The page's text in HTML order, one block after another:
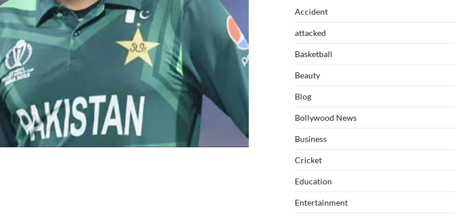
Accident
attacked
Basketball
Beauty
Blog
Bollywood News
Business
Cricket
Education
Entertainment